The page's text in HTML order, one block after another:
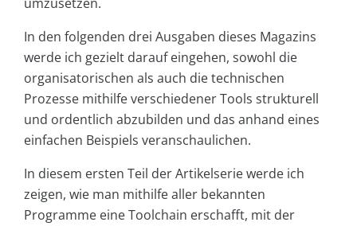
In den folgenden drei Ausgaben dieses Magazins
werde ich gezielt darauf eingehen, sowohl die
organisatorischen als auch die technischen
Prozesse mithilfe verschiedener Tools strukturell
und ordentlich abzubilden und das anhand eines
einfachen Beispiels veranschaulichen.
In diesem ersten Teil der Artikelserie werde ich
zeigen, wie man mithilfe aller bekannten
Programme eine Toolchain erschafft, mit der